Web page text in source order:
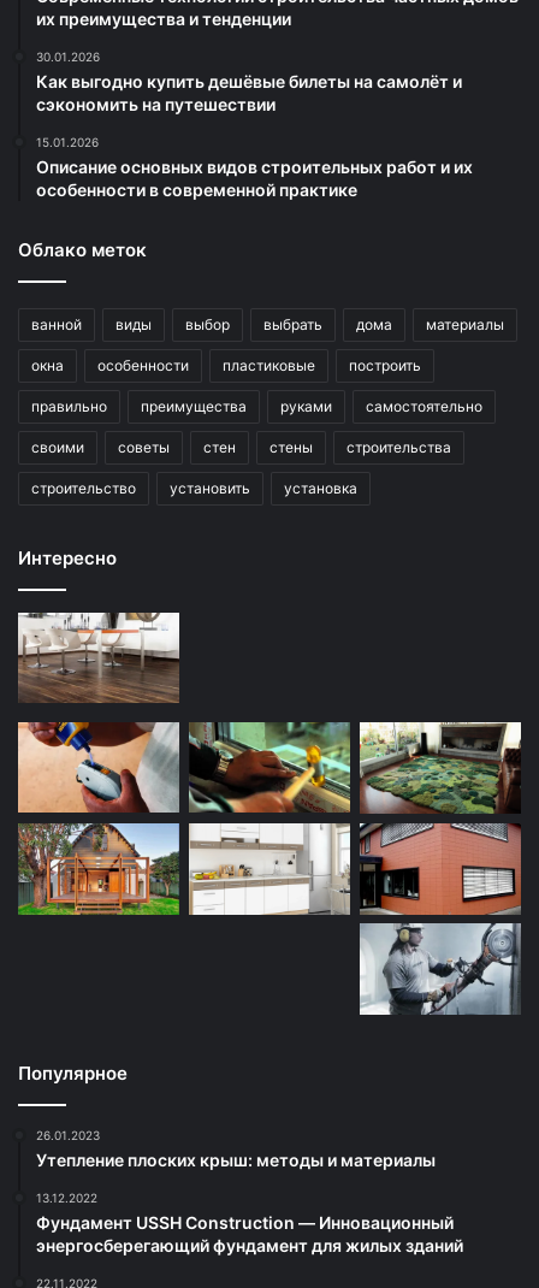
их преимущества и тенденции
30.01.2026
Как выгодно купить дешёвые билеты на самолёт и
сэкономить на путешествии
15.01.2026
Описание основных видов строительных работ и их
особенности в современной практике
Облако меток
ванной виды выбор выбрать дома материалы
окна особенности пластиковые построить
правильно преимущества руками самостоятельно
своими советы стен стены строительства
строительство установить установка
Интересно
Популярное
26.01.2023
Утепление плоских крыш: методы и материалы
13.12.2022
Фундамент USSH Construction — Инновационный
энергосберегающий фундамент для жилых зданий
22.11.2022